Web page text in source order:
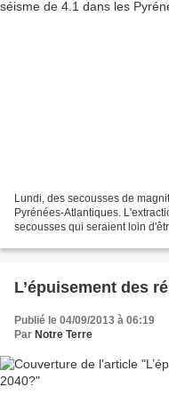
Lundi, des secousses de
Pyrénées-Atlantiques.
secousses qui seraient loin
L’épuisement des
Publié le 04/09/2013 à 06:19
Par Notre Terre